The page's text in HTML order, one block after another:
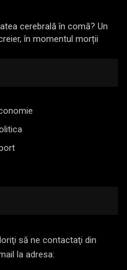
cerebrală în comă? Un
în momentul morții
să ne contactaţi din
la adresa: